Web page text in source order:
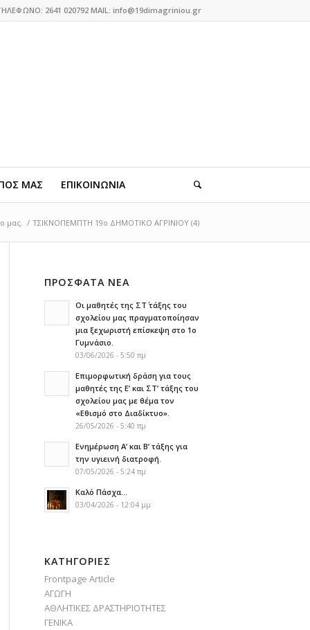
2641 020792 MAIL: info@19dimagriniou.gr
ΜΑΣ ΕΠΙΚΟΙΝΩΝΙΑ
μας. / ΤΣΙΚΝΟΠΕΜΠΤΗ 19ο ΔΗΜΟΤΙΚΟ ΑΓΡΙΝΙΟΥ (4)
ΠΡΟΣΦΑΤΑ ΝΕΑ
Οι μαθητές της ΣΤ΄ τάξης του
σχολείου μας πραγματοποίησαν
μια ξεχωριστή επίσκεψη στο 1ο
Γυμνάσιο.
03/06/2026 - 5:50 πμ
Επιμορφωτική δράση για τους
μαθητές της Ε’ και ΣΤ’ τάξης του
σχολείου μας με θέμα τον
«Εθισμό στο Διαδίκτυο».
26/05/2026 - 5:40 πμ
Ενημέρωση Α’ και Β’ τάξης για
την υγιεινή διατροφή.
07/05/2026 - 5:24 πμ
Καλό Πάσχα…
03/04/2026 - 12:04 μμ
KΑΤΗΓΟΡΊΕΣ
Frontpage Article
ΑΓΩΓΗ
ΑΘΛΗΤΙΚΕΣ ΔΡΑΣΤΗΡΙΟΤΗΤΕΣ
ΓΕΝΙΚΑ